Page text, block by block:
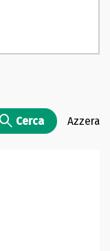
Cerca Azzera